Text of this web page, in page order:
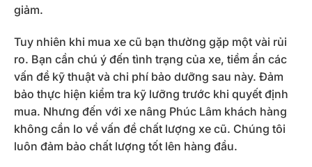
giảm.
Tuy nhiên khi mua xe cũ bạn thường gặp một vài rủi
ro. Bạn cần chú ý đến tình trạng của xe, tiềm ẩn các
vấn đề kỹ thuật và chi phí bảo dưỡng sau này. Đảm
bảo thực hiện kiểm tra kỹ lưỡng trước khi quyết định
mua. Nhưng đến với xe nâng Phúc Lâm khách hàng
không cần lo về vấn đề chất lượng xe cũ. Chúng tôi
luôn đảm bảo chất lượng tốt lên hàng đầu.